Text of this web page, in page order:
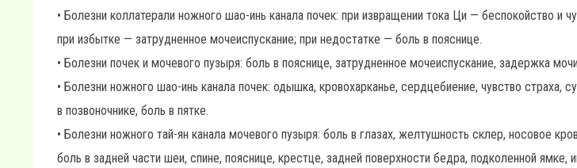
• Болезни коллатерали ножного шао-инь канала почек: при извращении тока Ци — беспокойство и
при избытке — затрудненное мочеиспускание; при недостатке — боль в пояснице.
• Болезни почек и мочевого пузыря: боль в пояснице, затрудненное мочеиспускание, задержка
• Болезни ножного шао-инь канала почек: одышка, кровохарканье, сердцебиение, чувство страха,
в позвоночнике, боль в пятке.
• Болезни ножного тай-ян канала мочевого пузыря: боль в глазах, желтушность склер, носовое
боль в задней части шеи, спине, пояснице, крестце, задней поверхности бедра, подколенной